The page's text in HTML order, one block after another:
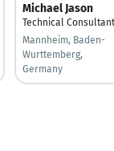
Michael Jason
Technical Consultant
Mannheim, Baden-
Wurttemberg,
Germany